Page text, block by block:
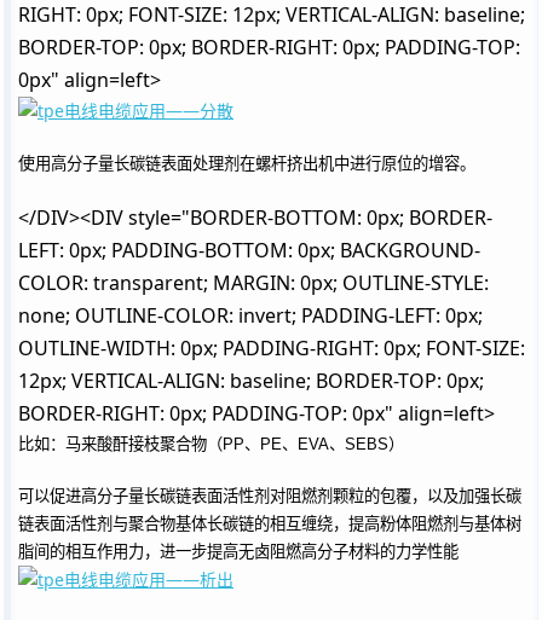
RIGHT: 0px; FONT-SIZE: 12px; VERTICAL-ALIGN: baseline;
BORDER-TOP: 0px; BORDER-RIGHT: 0px; PADDING-TOP:
0px" align=left>
使用高分子量长碳链表面处理剂在螺杆挤出机中进行原位的增容。
</DIV><DIV style="BORDER-BOTTOM: 0px; BORDER-
LEFT: 0px; PADDING-BOTTOM: 0px; BACKGROUND-
COLOR: transparent; MARGIN: 0px; OUTLINE-STYLE:
none; OUTLINE-COLOR: invert; PADDING-LEFT: 0px;
OUTLINE-WIDTH: 0px; PADDING-RIGHT: 0px; FONT-SIZE:
12px; VERTICAL-ALIGN: baseline; BORDER-TOP: 0px;
BORDER-RIGHT: 0px; PADDING-TOP: 0px" align=left>
比如：马来酸酐接枝聚合物（PP、PE、EVA、SEBS）
可以促进高分子量长碳链表面活性剂对阻燃剂颗粒的包覆，以及加强长碳
链表面活性剂与聚合物基体长碳链的相互缠绕，提高粉体阻燃剂与基体树
脂间的相互作用力，进一步提高无卤阻燃高分子材料的力学性能